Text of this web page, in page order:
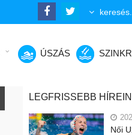
ÚSZÁS
LEGFRISSEBB
Női